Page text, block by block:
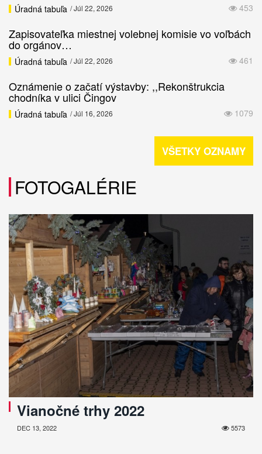
453
Úradná tabuľa / Júl 22, 2026
Zapisovateľka miestnej volebnej komisie vo voľbách
do orgánov…
461
Úradná tabuľa / Júl 22, 2026
Oznámenie o začatí výstavby: ,,Rekonštrukcia
chodníka v ulici Čingov
1079
Úradná tabuľa / Júl 16, 2026
VŠETKY OZNAMY
FOTOGALÉRIE
Vianočné trhy 2022
5573
DEC 13, 2022